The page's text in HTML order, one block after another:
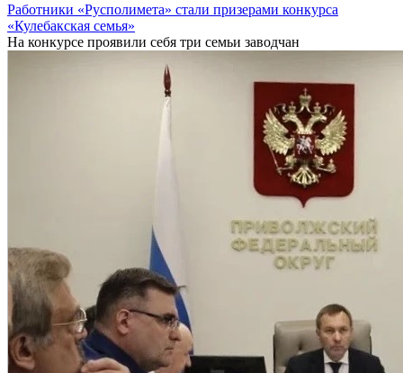
Работники «Русполимета» стали призерами конкурса
«Кулебакская семья»
На конкурсе проявили себя три семьи заводчан